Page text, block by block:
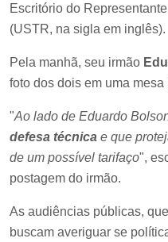
Escritório do
(USTR, na sigla em inglês).
Pela manhã, seu irmão
foto dos dois em uma mesa
"Ao lado de Eduardo
defesa técnica e que
de um possível tarifaço",
postagem do irmão.
As audiências públicas,
buscam averiguar se